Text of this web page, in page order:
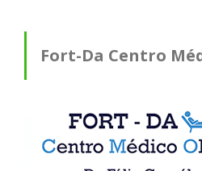
Fort-Da Centro